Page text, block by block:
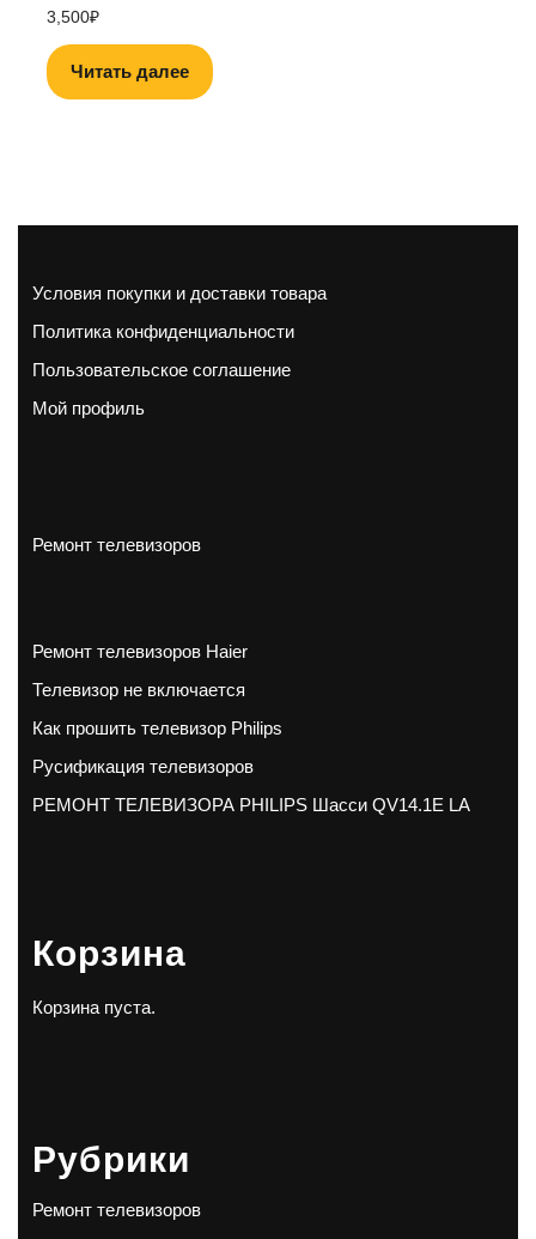
3,500₽
Читать далее
Условия покупки и доставки товара
Политика конфиденциальности
Пользовательское соглашение
Мой профиль
Ремонт телевизоров
Ремонт телевизоров Haier
Телевизор не включается
Как прошить телевизор Philips
Русификация телевизоров
РЕМОНТ ТЕЛЕВИЗОРА PHILIPS Шасси QV14.1E LA
Корзина
Корзина пуста.
Рубрики
Ремонт телевизоров